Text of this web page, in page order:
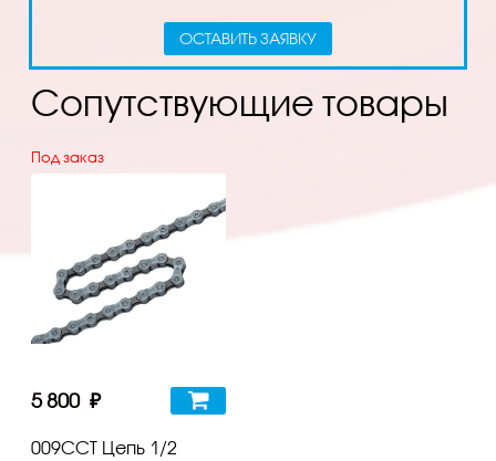
ОСТАВИТЬ ЗАЯВКУ
Сопутствующие товары
Под заказ
5 800 ₽
009CCT Цепь 1/2